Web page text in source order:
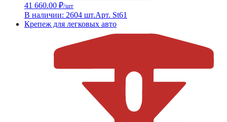
41 660.00 ₽/шт
В наличии: 2604 шт.Арт. St61
Крепеж для легковых авто